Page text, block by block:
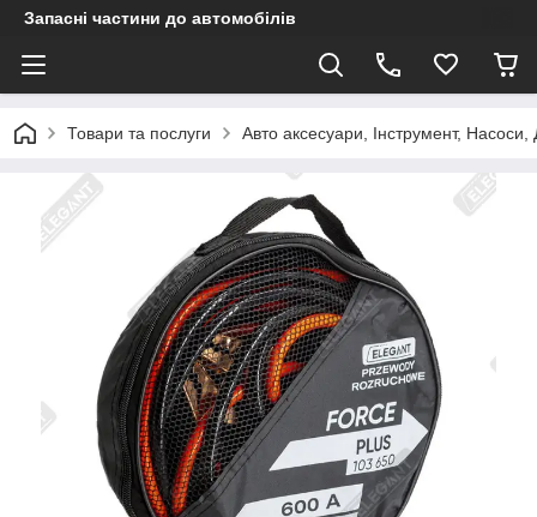
Запасні частини до автомобілів
Товари та послуги Авто аксесуари, Інструмент, Насоси,